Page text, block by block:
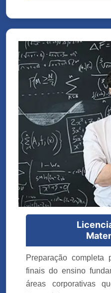
Preparação
finais do ensino
áreas corporativas